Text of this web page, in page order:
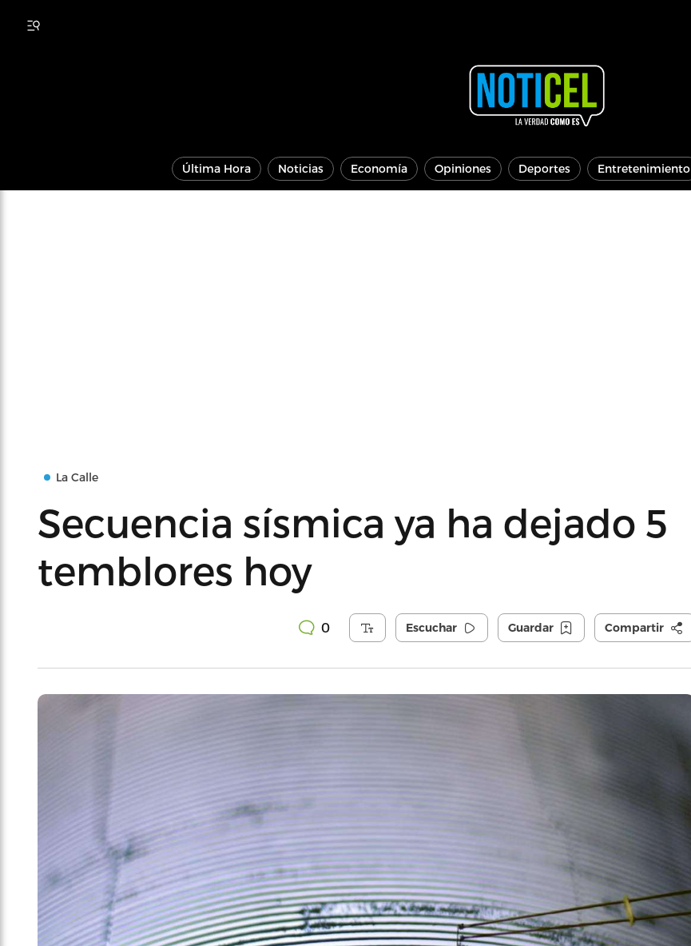
Última Hora Noticias Economía Opiniones Deportes Entretenimiento
La Calle
Secuencia sísmica ya ha dejado 5
temblores hoy
0 Escuchar Guardar Compartir